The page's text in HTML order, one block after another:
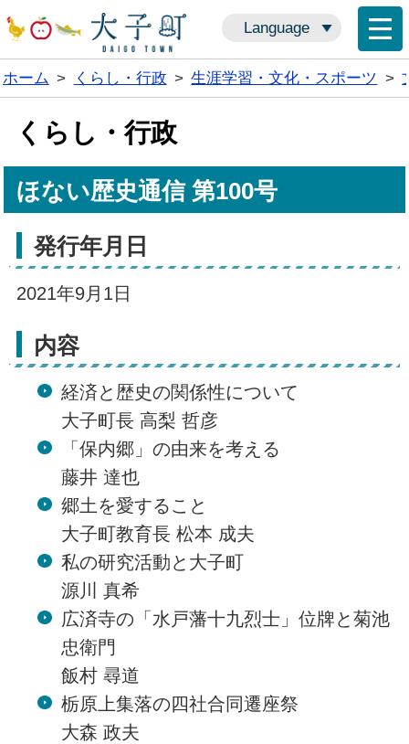
Language
ホーム > くらし・行政 > 生涯学習・文化・スポーツ >
くらし・行政
ほない歴史通信 第100号
発行年月日
2021年9月1日
内容
経済と歴史の関係性について
大子町長 高梨 哲彦
「保内郷」の由来を考える
藤井 達也
郷土を愛すること
大子町教育長 松本 成夫
私の研究活動と大子町
源川 真希
広済寺の「水戸藩十九烈士」位牌と菊池
忠衛門
飯村 尋道
栃原上集落の四社合同遷座祭
大森 政夫